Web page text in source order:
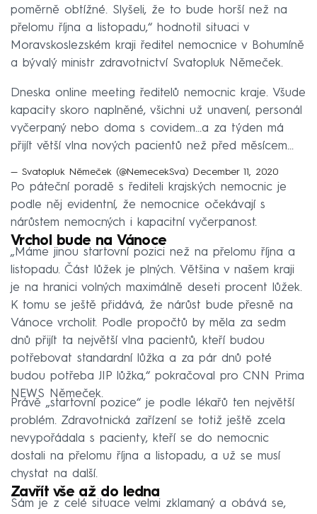
poměrně obtížné. Slyšeli, že to bude horší než na
přelomu října a listopadu,“ hodnotil situaci v
Moravskoslezském kraji ředitel nemocnice v Bohumíně
a bývalý ministr zdravotnictví Svatopluk Němeček.
Dneska online meeting ředitelů nemocnic kraje. Všude
kapacity skoro naplněné, všichni už unavení, personál
vyčerpaný nebo doma s covidem...a za týden má
přijít větší vlna nových pacientů než před měsícem...
— Svatopluk Němeček (@NemecekSva) December 11, 2020
Po páteční poradě s řediteli krajských nemocnic je
podle něj evidentní, že nemocnice očekávají s
nárůstem nemocných i kapacitní vyčerpanost.
Vrchol bude na Vánoce
„Máme jinou startovní pozici než na přelomu října a
listopadu. Část lůžek je plných. Většina v našem kraji
je na hranici volných maximálně deseti procent lůžek.
K tomu se ještě přidává, že nárůst bude přesně na
Vánoce vrcholit. Podle propočtů by měla za sedm
dnů přijít ta největší vlna pacientů, kteří budou
potřebovat standardní lůžka a za pár dnů poté
budou potřeba JIP lůžka,“ pokračoval pro CNN Prima
NEWS Němeček.
Právě „startovní pozice“ je podle lékařů ten největší
problém. Zdravotnická zařízení se totiž ještě zcela
nevypořádala s pacienty, kteří se do nemocnic
dostali na přelomu října a listopadu, a už se musí
chystat na další.
Zavřít vše až do ledna
Sám je z celé situace velmi zklamaný a obává se,